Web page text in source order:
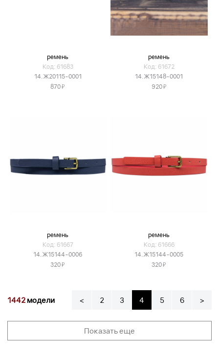
ремень
Код: 61683
14.Ж20115-0001
870Я
ремень
Код: 61672
14.Ж15148-0001
920Я
ремень
Код: 61667
14.Ж15144-0006
320Я
ремень
Код: 61666
14.Ж15144-0005
320Я
1442модели < 2 3 4 5 6 >
Показать еще